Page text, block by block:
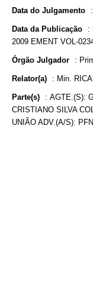
Data do Julgamento :
Data da Publicação :
2009 EMENT VOL-
Órgão Julgador :
Relator(a) : Min.
Parte(s) : AGTE.(S):
CRISTIANO SILVA
UNIÃO ADV.(A/S):